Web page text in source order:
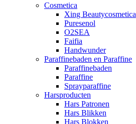
Cosmetica
Xing Beautycosmetica
Puresenol
O2SEA
Faifia
Handwunder
Paraffinebaden en Paraffine
Paraffinebaden
Paraffine
Sprayparaffine
Harsproducten
Hars Patronen
Hars Blikken
Hars Blokken